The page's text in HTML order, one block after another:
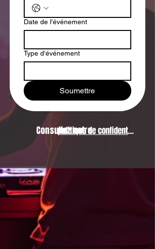
Date de l'événement
Type d'événement
Soumettre
Consultez notre politique de confidentialité.